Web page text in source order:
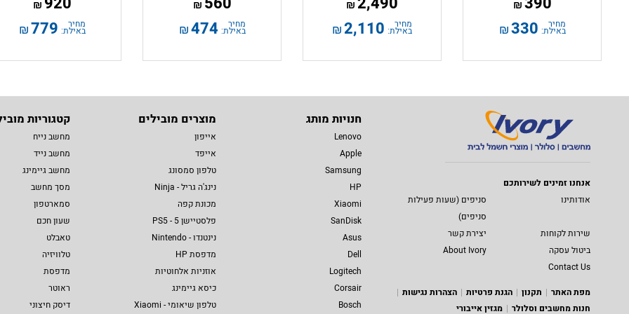
₪
מחיר
באילת: 330
₪
₪
מחיר
באילת: 2,110
₪
₪
מחיר
באילת: 474
₪
₪
מחיר
באילת: 779
₪
אנחנו זמינים לשירותכם
אודותינו
סניפים (שעות פעילות
סניפים)
שירות לקוחות
יצירת קשר
ביטול עסקה
About Ivory
Contact Us
מפת האתר
תקנון הגנת פרטיות
הצהרות נגישות
חנות מחשבים וסלולר
מגזין אייבורי
חנויות מותג
Lenovo
Apple
Samsung
HP
Xiaomi
SanDisk
Asus
Dell
Logitech
Corsair
Bosch
מוצרים מובילים
אייפון
אייפד
טלפון סמסונג
נינג'ה גריל - Ninja
מכונת קפה
פלסטיישן 5 - PS5
נינטנדו - Nintendo
מדפסת HP
אוזניות אלחוטיות
כיסא גיימינג
טלפון שיאומי - Xiaomi
קטגוריות
מחשב נייח
מחשב נייד
מחשב גיימינג
מסך מחשב
סמארטפון
שעון חכם
טאבלט
טלוויזיה
מדפסת
ראוטר
דיסק חיצוני